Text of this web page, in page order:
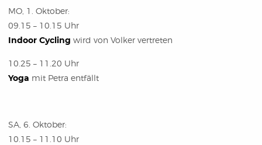
MO, 1. Oktober:
09.15 – 10.15 Uhr
Indoor Cycling wird von Volker vertreten
10.25 – 11.20 Uhr
Yoga mit Petra entfällt
SA, 6. Oktober:
10.15 – 11.10 Uhr